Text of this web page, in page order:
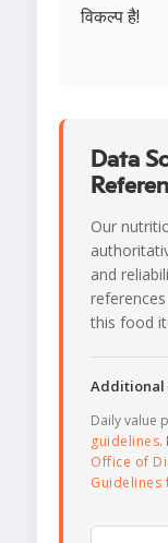
विकल्प है!
Data
Our
and
this food
Additional
Daily value
guidelines.
Office of
Guidelines